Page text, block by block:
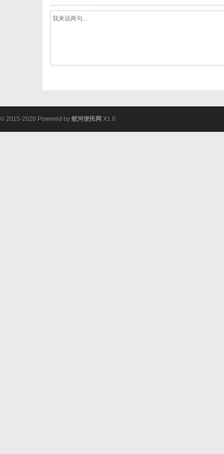
© 2015-2020 Powered by 蛟河便民网 X1.0